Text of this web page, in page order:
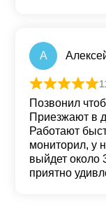
А
Оценка
Позвонил
Приезжают в
Работают
мониторил, у
выйдет около
приятно